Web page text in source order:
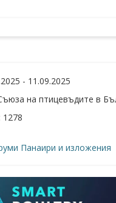
- 11.09.2025
на птицевъдите в
1278
Панаири и изложения